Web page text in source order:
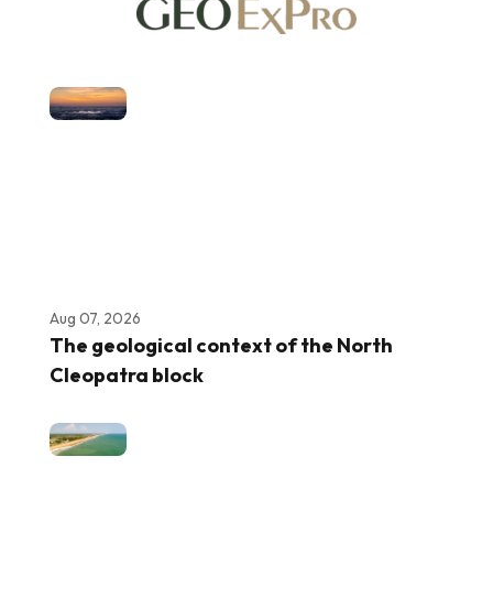
Aug 07, 2026
The geological context of the North
Cleopatra block